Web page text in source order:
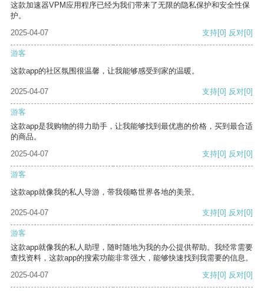
这款加速器VPM应用程序已经为我们带来了无限的隐私保护和安全性保
护。
2025-04-07
支持[0] 反对[0]
游客
这款app的社区氛围很温馨，让我能够感受到家的温暖。
2025-04-07 支持[0] 反对[0]
游客
这款app是我购物的得力助手，让我能够找到最优惠的价格，买到最合适
的商品。
2025-04-07
支持[0] 反对[0]
游客
这款app就像我的私人导游，带我领略世界各地的美景。
2025-04-07 支持[0] 反对[0]
游客
这款app就像我的私人助理，随时随地为我的办公提供帮助。我经常需要
查找资料，这款app的搜索功能非常强大，能够快速找到我需要的信息。
2025-04-07
支持[0] 反对[0]